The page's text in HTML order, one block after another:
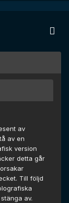
av
av en
version
detta går
Till följd
av.